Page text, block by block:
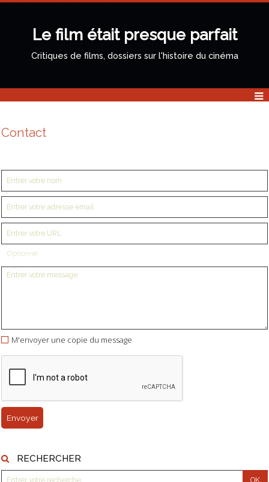
Le film était presque parfait
Critiques de films, dossiers sur l'histoire du cinéma
Contact
Optionnel
M'envoyer une copie du message
RECHERCHER